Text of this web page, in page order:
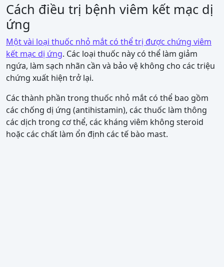
Cách điều trị bệnh viêm kết mạc dị
ứng
Một vài loại thuốc nhỏ mắt có thể trị được chứng viêm
kết mạc dị ứng. Các loại thuốc này có thể làm giảm
ngứa, làm sạch nhãn cần và bảo vệ không cho các triệu
chứng xuất hiện trở lại.
Các thành phần trong thuốc nhỏ mắt có thể bao gồm
các chống dị ứng (antihistamin), các thuốc làm thông
các dịch trong cơ thể, các kháng viêm không steroid
hoặc các chất làm ổn định các tế bào mast.